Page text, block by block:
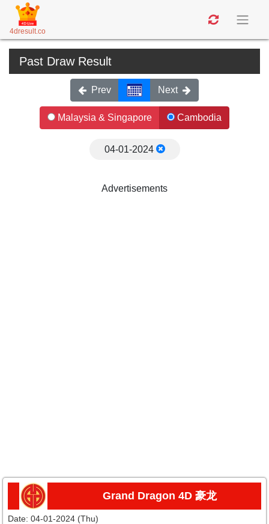
4dresult.co
Past Draw Result
Prev Next
Malaysia & Singapore Cambodia
04-01-2024
Advertisements
Grand Dragon 4D 豪龙
Date: 04-01-2024 (Thu)